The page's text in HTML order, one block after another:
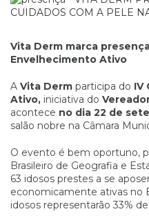
Vita Derm marca
Envelhecimento Ativo
A Vita Derm participa do IV
Ativo, iniciativa do
acontece no dia 22 de
salão nobre na Câmara
O evento é bem oportuno,
Brasileiro de Geografia e
63 idosos prestes a se
economicamente ativas no
idosos representarão 33%